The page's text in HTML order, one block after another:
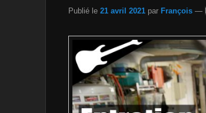
Publié le 21 avril 2021 par François —